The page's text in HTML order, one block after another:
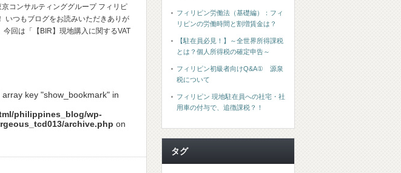
コンサルティンググループ フィリピ
いつもブログをお読みいただきありが
今回は「【BIR】現地購入に関するVAT
array key "show_bookmark" in
philippines_blog/wp-
archive.php on
フィリピン労働法（基礎編）：フィ
リピンの労働時間と割増賃金は？
【駐在員必見！】～全世界所得課税
とは？個人所得税の確定申告～
フィリピン初級者向けQ&A① 源泉
税について
フィリピン 現地駐在員への社宅・社
用車の付与で、追徴課税？！
タグ